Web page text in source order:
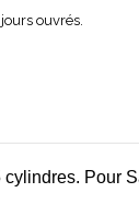
ouvrés.
cylindres. Pour